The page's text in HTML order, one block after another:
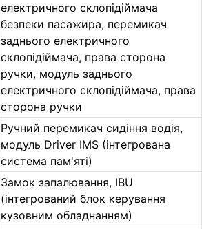
електричного склопідіймача
безпеки пасажира, перемикач
заднього електричного
склопідіймача, права сторона
ручки, модуль заднього
електричного склопідіймача, права
сторона ручки
Ручний перемикач сидіння водія,
модуль Driver IMS (інтегрована
система пам'яті)
Замок запалювання, IBU
(інтегрований блок керування
кузовним обладнанням)